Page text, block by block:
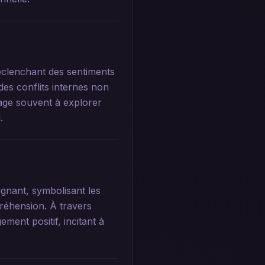
des sentiments
conflits internes non
souvent à explorer
symbolisant les
À travers
positif, incitant à